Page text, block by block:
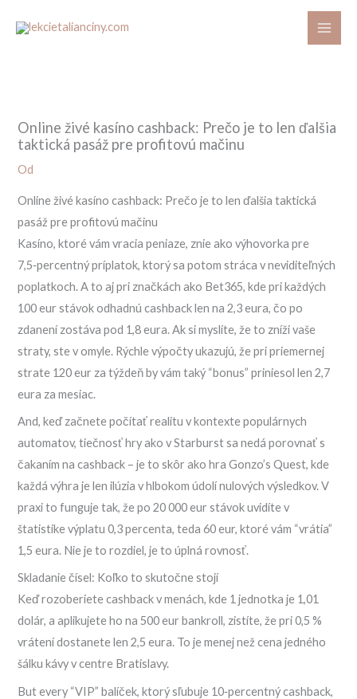
Online živé kasíno cashback: Prečo je to len ďalšia
taktická pasáž pre profitovú mačinu
Od
Online živé kasíno cashback: Prečo je to len ďalšia taktická
pasáž pre profitovú mačinu
Kasíno, ktoré vám vracia peniaze, znie ako výhovorka pre
7,5‑percentný príplatok, ktorý sa potom stráca v neviditeľných
poplatkoch. A to aj pri značkách ako Bet365, kde pri každých
100 eur stávok odhadnú cashback len na 2,3 eura, čo po
zdanení zostáva pod 1,8 eura. Ak si myslíte, že to zníži vaše
straty, ste v omyle. Rýchle výpočty ukazujú, že pri priemernej
strate 120 eur za týždeň by vám taký “bonus” priniesol len 2,7
eura za mesiac.
And, keď začnete počítať realitu v kontexte populárnych
automatov, tiečnosť hry ako v Starburst sa nedá porovnať s
čakaním na cashback – je to skôr ako hra Gonzo’s Quest, kde
každá výhra je len ilúzia v hlbokom údolí nulových výsledkov. V
praxi to funguje tak, že po 20 000 eur stávok uvidíte v
štatistike výplatu 0,3 percenta, teda 60 eur, ktoré vám “vrátia”
1,5 eura. Nie je to rozdiel, je to úplná rovnosť.
Skladanie čísel: Koľko to skutočne stojí
Keď rozoberiete cashback v menách, kde 1 jednotka je 1,01
dolár, a aplikujete ho na 500 eur bankroll, zistíte, že pri 0,5 %
vrátení dostanete len 2,5 eura. To je menej než cena jedného
šálku kávy v centre Bratislavy.
But every “VIP” balíček, ktorý sľubuje 10‑percentný cashback,